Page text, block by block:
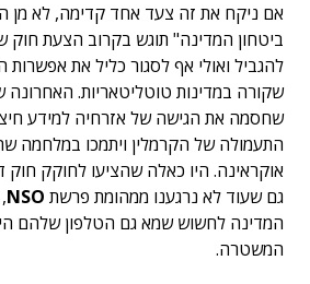
אם ניקח את זה צעד אחד קדימה, לא מן
ביטחון המדינה" תוגש בקרוב הצעת
להגביל ואולי אף לסגור כליל את
שקורה במדינות טוטליטאריות. האחרונה
שחסמה את הגישה של אזרחיה למידע
התעמולה של הקרמלין ויתמכו במלחמה
אוקראינה. היו כאלה שהציעו לחוקק
גם שעוד לא נרגענו ממהומת פרשת NSO
המדינה לחשוש שמא גם הטלפון שלהם
המשטרה.